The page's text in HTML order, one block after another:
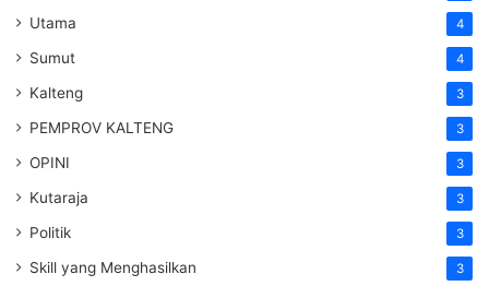
Utama 4
Sumut 4
Kalteng 3
PEMPROV KALTENG 3
OPINI 3
Kutaraja 3
Politik 3
Skill yang Menghasilkan 3